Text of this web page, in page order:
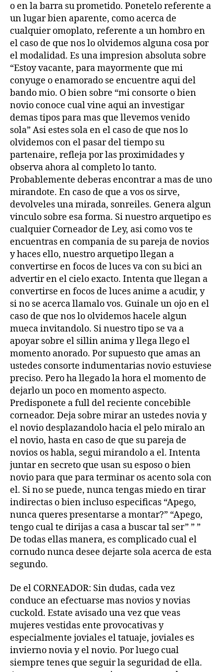
o en la barra su prometido. Ponetelo referente a
un lugar bien aparente, como acerca de
cualquier omoplato, referente a un hombro en
el caso de que nos lo olvidemos alguna cosa por
el modalidad. Es una impresion absoluta sobre
“Estoy vacante, para mayormente que mi
conyuge o enamorado se encuentre aqui del
bando mio. O bien sobre “mi consorte o bien
novio conoce cual vine aqui an investigar
demas tipos para mas que llevemos venido
sola” Asi estes sola en el caso de que nos lo
olvidemos con el pasar del tiempo su
partenaire, refleja por las proximidades y
observa ahora al completo lo tanto.
Probablemente deberas encontrar a mas de uno
mirandote. En caso de que a vos os sirve,
devolveles una mirada, sonreiles. Genera algun
vinculo sobre esa forma. Si nuestro arquetipo es
cualquier Corneador de Ley, asi­ como vos te
encuentras en compania de su pareja de novios
y haces ello, nuestro arquetipo llegan a
convertirse en focos de luces va con su bici an
advertir en el cielo exacto. Intenta que llegan a
convertirse en focos de luces anime a acudir, y
si no se acerca llamalo vos. Guinale un ojo en el
caso de que nos lo olvidemos hacele algun
mueca invitandolo. Si nuestro tipo se va a
apoyar sobre el silli­n anima y llega llego el
momento anorado. Por supuesto que amas an
ustedes consorte indumentarias novio estuviese
preciso. Pero ha llegado la hora el momento de
dejarlo un poco en momento aspecto.
Predisponete a full del reciente concebible
corneador. Deja sobre mirar an ustedes novia y
el novio desplazandolo hacia el pelo miralo an
el novio, hasta en caso de que su pareja de
novios os habla, segui mirandolo a el. Intenta
juntar en secreto que usan su esposo o bien
novio para que para terminar os acento sola con
el. Si no se puede, nunca tengas miedo en tirar
indirectas o bien incluso especificas “Apego,
nunca queres presentarse a montar?” “Apego,
tengo cual te dirijas a casa a buscar tal ser” ” ”
De todas ellas manera, es complicado cual el
cornudo nunca desee dejarte sola acerca de esta
segundo.
De el CORNEADOR: Sin dudas, cada vez
conduce an efectuarse mas novios y novias
cuckold. Estate avisado una vez que veas
mujeres vestidas ente provocativas y
especialmente joviales el tatuaje, joviales es
invierno novia y el novio. Por luego cual
siempre tenes que seguir la seguridad de ella.